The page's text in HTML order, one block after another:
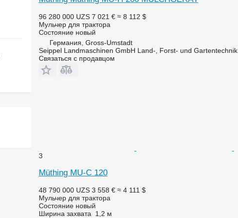
96 280 000 UZS 7 021 € ≈ 8 112 $
Мульчер для трактора
Состояниеновый
Германия, Gross-Umstadt
Seippel Landmaschinen GmbH Land-, Forst- und Gartentechnik
Связаться с продавцом
3
Müthing MU-C 120
48 790 000 UZS 3 558 € ≈ 4 111 $
Мульчер для трактора
Состояниеновый
Ширина захвата
1,2 м